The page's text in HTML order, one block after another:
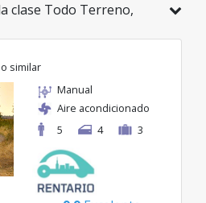
clase Todo Terreno,
ideal de la categoría
excelentes desde solo
o similar
Manual
Aire acondicionado
5
4 3